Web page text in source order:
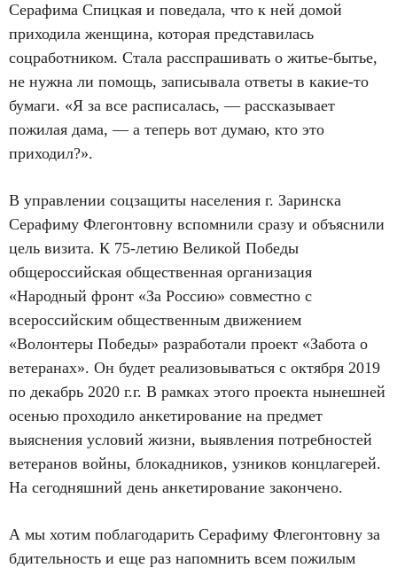
Серафима Спицкая и поведала, что к ней домой
приходила женщина, которая представилась
соцработником. Стала расспрашивать о житье-бытье,
не нужна ли помощь, записывала ответы в какие-то
бумаги. «Я за все расписалась, — рассказывает
пожилая дама, — а теперь вот думаю, кто это
приходил?».
В управлении соцзащиты населения г. Заринска
Серафиму Флегонтовну вспомнили сразу и объяснили
цель визита. К 75-летию Великой Победы
общероссийская общественная организация
«Народный фронт «За Россию» совместно с
всероссийским общественным движением
«Волонтеры Победы» разработали проект «Забота о
ветеранах». Он будет реализовываться с октября 2019
по декабрь 2020 г.г. В рамках этого проекта нынешней
осенью проходило анкетирование на предмет
выяснения условий жизни, выявления потребностей
ветеранов войны, блокадников, узников концлагерей.
На сегодняшний день анкетирование закончено.
А мы хотим поблагодарить Серафиму Флегонтовну за
бдительность и еще раз напомнить всем пожилым